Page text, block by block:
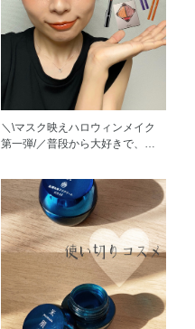
春先にも使えるアイテムです！
とマスク1枚に化粧水「ナチュラ
ルドリップ」10回分が凝縮されて
います！ 元々ナチュラルドリッ
プが好きなので、気になってこち
らのマスクを使ってみました。
パックをした後の肌は本当にうる
おいたっぷりで透明感がUPした
ような気がします！翌朝の肌はも
ちもちです。 自分にとって値段
ケアとして使っています。 1枚入
りもありますので、良かったらぜ
ひそちらから試してみてくださ
い！！
＼\マスク映えハロウィンメイク
第一弾/／普段から大好きで、い
ムで、簡単なハロウィンメイクを
してみました！目もとを中心とし
たメイクですので、マスクを着用
しても映えるハロウィンメイクに
なると思います♪